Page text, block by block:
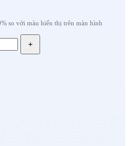
so với màu hiển thị trên màn hình
+